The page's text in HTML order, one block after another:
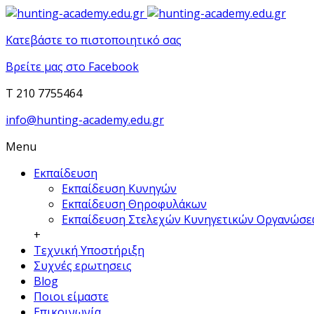
Κατεβάστε το πιστοποιητικό σας
Βρείτε μας στο Facebook
T 210 7755464
info@hunting-academy.edu.gr
Menu
Εκπαίδευση
Εκπαίδευση Κυνηγών
Εκπαίδευση Θηροφυλάκων
Εκπαίδευση Στελεχών Κυνηγετικών
+
Τεχνική Υποστήριξη
Συχνές ερωτησεις
Blog
Ποιοι είμαστε